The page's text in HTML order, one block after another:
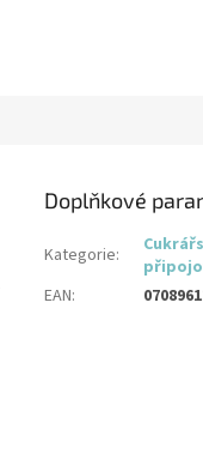
Doplňkové
Kategorie:
EAN: